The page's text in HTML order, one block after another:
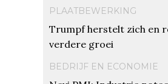
PLAATBEWERKING
Trumpf herstelt zich en
verdere groei
BEDRIJF EN ECONOMIE